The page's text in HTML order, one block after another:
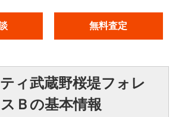
無料査定
ィ武蔵野桜堤フォレ
Ｂの基本情報